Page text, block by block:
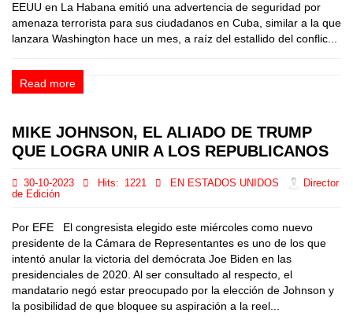
EEUU en La Habana emitió una advertencia de seguridad por
amenaza terrorista para sus ciudadanos en Cuba, similar a la que
lanzara Washington hace un mes, a raíz del estallido del conflic...
Read more
MIKE JOHNSON, EL ALIADO DE TRUMP
QUE LOGRA UNIR A LOS REPUBLICANOS
30-10-2023 Hits: 1221 EN ESTADOS UNIDOS
Director
de Edición
Por EFE El congresista elegido este miércoles como nuevo
presidente de la Cámara de Representantes es uno de los que
intentó anular la victoria del demócrata Joe Biden en las
presidenciales de 2020. Al ser consultado al respecto, el
mandatario negó estar preocupado por la elección de Johnson y
la posibilidad de que bloquee su aspiración a la reel...